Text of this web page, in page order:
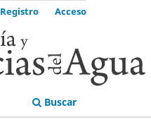
Buscar
Registro Acceso